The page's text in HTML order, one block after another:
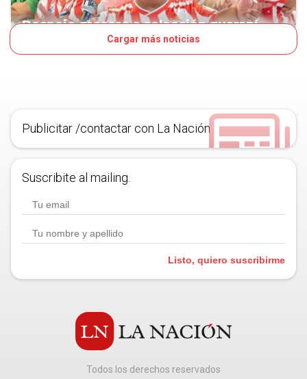
Despojo grosero a selección guaraní
Cargar más noticias
Publicitar /contactar con La Nación
Suscribite al mailing.
Listo, quiero suscribirme
Todos los derechos reservados